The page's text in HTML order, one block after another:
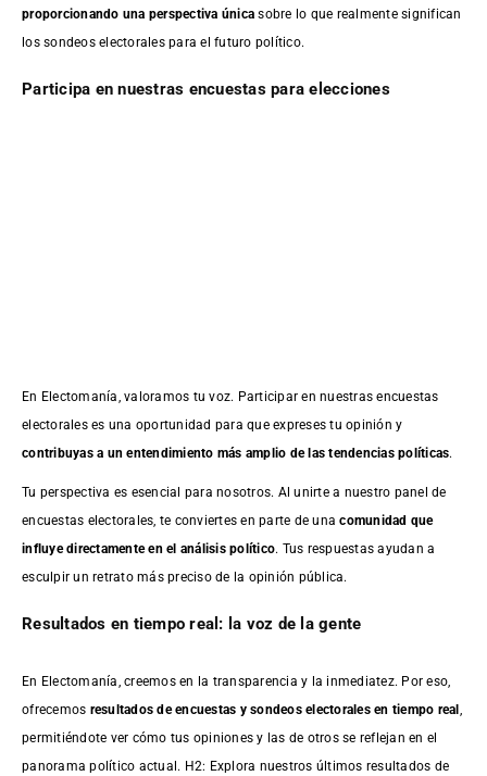
proporcionando una perspectiva única sobre lo que realmente significan
los sondeos electorales para el futuro político.
Participa en nuestras encuestas para elecciones
En Electomanía, valoramos tu voz. Participar en nuestras encuestas
electorales es una oportunidad para que expreses tu opinión y
contribuyas a un entendimiento más amplio de las tendencias políticas.
Tu perspectiva es esencial para nosotros. Al unirte a nuestro panel de
encuestas electorales, te conviertes en parte de unacomunidad que
influye directamente en el análisis político. Tus respuestas ayudan a
esculpir un retrato más preciso de la opinión pública.
Resultados en tiempo real: la voz de la gente
En Electomanía, creemos en la transparencia y la inmediatez. Por eso,
ofrecemos resultados deencuestas y sondeos electorales en tiempo real ,
permitiéndote ver cómo tus opiniones y las de otros se reflejan en el
panorama político actual. H2: Explora nuestros últimos resultados de